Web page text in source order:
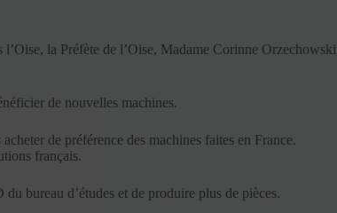
la Préfète de l’Oise, Madame Corinne
de nouvelles machines.
de préférence des machines faites en France.
français.
bureau d’études et de produire plus de pièces.